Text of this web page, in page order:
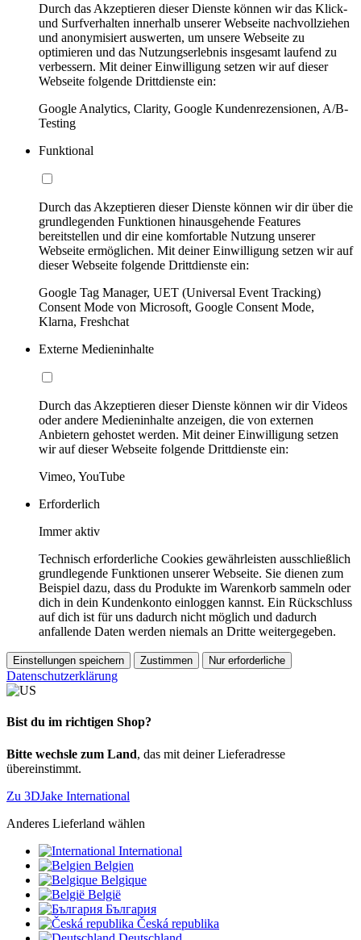
Durch das Akzeptieren dieser Dienste können wir das Klick-
und Surfverhalten innerhalb unserer Webseite nachvollziehen
und anonymisiert auswerten, um unsere Webseite zu
optimieren und das Nutzungserlebnis insgesamt laufend zu
verbessern. Mit deiner Einwilligung setzen wir auf dieser
Webseite folgende Drittdienste ein:
Google Analytics, Clarity, Google Kundenrezensionen, A/B-
Testing
Funktional
Durch das Akzeptieren dieser Dienste können wir dir über die
grundlegenden Funktionen hinausgehende Features
bereitstellen und dir eine komfortable Nutzung unserer
Webseite ermöglichen. Mit deiner Einwilligung setzen wir auf
dieser Webseite folgende Drittdienste ein:
Google Tag Manager, UET (Universal Event Tracking)
Consent Mode von Microsoft, Google Consent Mode,
Klarna, Freshchat
Externe Medieninhalte
Durch das Akzeptieren dieser Dienste können wir dir Videos
oder andere Medieninhalte anzeigen, die von externen
Anbietern gehostet werden. Mit deiner Einwilligung setzen
wir auf dieser Webseite folgende Drittdienste ein:
Vimeo, YouTube
Erforderlich
Immer aktiv
Technisch erforderliche Cookies gewährleisten ausschließlich
grundlegende Funktionen unserer Webseite. Sie dienen zum
Beispiel dazu, dass du Produkte im Warenkorb sammeln oder
dich in dein Kundenkonto einloggen kannst. Ein Rückschluss
auf dich ist für uns dadurch nicht möglich und dadurch
anfallende Daten werden niemals an Dritte weitergegeben.
Einstellungen speichern Zustimmen Nur erforderliche
Datenschutzerklärung
Bist du im richtigen Shop?
Bitte wechsle zum Land, das mit deiner Lieferadresse
übereinstimmt.
Zu 3DJake International
Anderes Lieferland wählen
International
Belgien
Belgique
België
България
Česká republika